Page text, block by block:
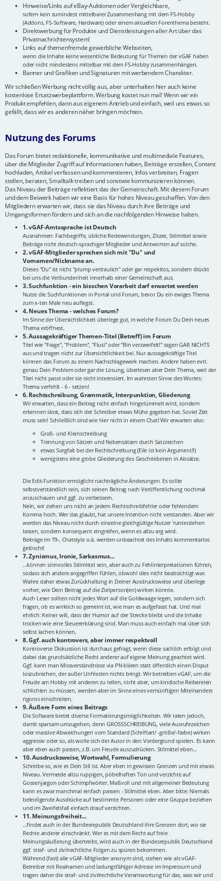
Hinweise/Links auf eBay-Auktionen oder Vergleichbare,
sofern kein zumindest mittelbarer Zusammenhang mit dem FS-Hobby
(Addons, FS-Software, Hardware) oder einem aktuellen Forenthema besteht.
Direktwerbung für Produkte und Dienstleistungen aller Art über das
Privatnachrichtensystem!
Links auf themenfremde gewerbliche Webseiten,
wenn die Inhalte keine wesentliche Bedeutung für Themen der vGAF haben
oder nicht mindestens mittelbar mit dem FS-Hobby zusammenhängen.
Banner und Grafiken und Signaturen mit werbendem Charakter.
Wir schließen Werbung nicht völlig aus, aber unterhalten hier auch keine
kostenlose Ersatzwerbeplattform. Werbung kostet nun mal! Wenn wir ein
Produkt empfehlen, dann aus eigenem Antrieb und einfach, weil uns etwas so
gefällt, dass wir es anderen näher bringen möchten.
Nutzung des Forums
Das Forum bietet redaktionelle, kommunikative und multimediale Features,
über die Mitglieder Zugriff auf Informationen haben, Beiträge erstellen, Content
hochladen, Artikel verfassen und kommentieren, Infos verbreiten, Fragen
stellen, beraten, Smalltalk treiben und sonstwie kommunizieren können.
Das Niveau der Beiträge reflektiert das der Gemeinschaft. Mit diesem Forum
und dem Beiwerk haben wir eine Basis für hohes Niveau geschaffen. Von den
Mitgliedern erwarten wir, dass sie das Niveau durch ihre Beiträge und
Umgangsformen fördern und sich an die nachfolgenden Hinweise halten.
1. vGAF-Amtssprache ist Deutsch
Ausnahmen: Fachbegriffe, übliche Redewendungen, Zitate, Stilmittel sowie
Beiträge nicht deutsch-sprachiger Mitglieder und Antworten auf solche.
2. vGAF-Mitglieder sprechen sich mit "Du" und
Vornamen/Nickname an.
Dieses "Du" ist nicht "plump vertraulich" oder gar respektlos, sondern drückt
bei uns die Verbundenheit innerhalb einer Gemeinschaft aus.
3. Suchfunktion - ein bisschen Vorarbeit darf erwartet werden
Nutze die Suchfunktionen in Portal und Forum, bevor Du ein ewiges Thema
zum x-ten Male neu auflegst.
4. Neues Thema - welches Forum?
Im Sinne der Übersichtlichkeit überlege gut, in welche Forum Du Dein neues
Thema eröffnest.
5. Aussagekräftiger Themen-Titel (Betreff) im Forum
Titel wie "Frage", "Problem", "Flusi" oder "Bin verzweifelt!" sagen GAR NICHTS
aus und tragen nicht zur Übersichtlichkeit bei. Nur aussagekräftige Titel
können das Forum zu einem Nachschlagewerk machen. Andere haben evtl.
genau Dein Problem oder gar die Lösung, überlesen aber Dein Thema, weil der
Titel nicht passt oder sie nicht interessiert. Im wahrsten Sinne des Wortes:
Thema verfehlt - 6 - setzen!
6. Rechtschreibung, Grammatik, Interpunktion, Gliederung
Wir erwarten, dass ein Beitrag nicht einfach hingelümmelt wird, sondern
erkennen lässt, dass sich der Schreiber etwas Mühe gegeben hat. Soviel Zeit
muss sein! Schließlich sind wie hier nicht in einem Chat! Wir erwarten also:
Groß- und Kleinschreibung
Trennung von Sätzen und Nebensätzen durch Satzzeichen
etwas Sorgfalt bei der Rechtschreibung (Eile ist kein Argument!!)
wenigstens eine grobe Gliederung des Geschriebenen in Absätze.
Die Edit-Funktion ermöglicht nachträgliche Änderungen. Es sollte
selbstverständlich sein, sich seinen Beitrag nach Veröffentlichung nochmal
anzuschauen und ggf. zu verbessern.
Nein, wir ziehen uns nicht an jedem Rechtschreibfehler oder fehlendem
Komma hoch. Wer das glaubt, hat unsere Intention nicht verstanden. Aber wir
werden das Niveau nicht durch einzelne gleichgültige Nutzer 'runterziehen
lassen, sondern konsequent eingreifen, wenn es allzu arg wird.
Beiträge im T9-, Chatstyle o.ä. werden unbeachtet des Inhalts kommentarlos
gelöscht!
7. Zynismus, Ironie, Sarkasmus...
...können sinnvolles Stilmittel sein, aber auch zu Fehlinterpretationen führen,
sodass sich andere angegriffen fühlen, obwohl dies nicht beabsichtigt war.
Wahre daher etwas Zurückhaltung in Deiner Ausdrucksweise und überlege
vorher, wie Dein Beitrag auf die Zielperson(en) wirken könnte.
Auch Leser sollten nicht jedes Wort auf die Goldwaage legen, sondern sich
fragen, ob es wirklich so gemeint ist, wie man es aufgefasst hat. Und mal
ehrlich: Keiner will, dass der Humor auf der Strecke bleibt und die Inhalte
trocken wie eine Steuererklärung sind. Man muss auch einfach mal über sich
selbst lachen können.
8. Ggf. auch kontrovers, aber immer respektvoll
Kontroverse Diskussion ist durchaus gefragt, wenn diese sachlich erfolgt und
dabei das grundsätzliche Recht anderer auf eigene Meinung geachtet wird.
Ggf. kann man Missverständnisse via PN klären statt öffentlich einen Disput
loszubrechen, der außer Unfrieden nichts bringt. Wir betreiben vGAF, um die
Freude am Hobby mit anderen zu teilen, nicht aber, um kindische Reibereien
schlichten zu müssen, werden aber im Sinne eines vernünftigen Miteinanders
rigoros einschreiten.
9. Äußere Form eines Beitrags
Die Software bietet diverse Formatierungsmöglichkeiten. Wir raten jedoch,
damit sparsam umzugehen, denn GROSSSCHREIBUNG, viele Ausrufezeichen
oder massive Abweichungen vom Standard (Schriftart/ -größe/-farbe) wirken
aggressiv oder so, als wolle sich der Autor in den Vordergrund spielen. Es kann
aber eben auch passen, z.B. um Freude auszudrücken. Stilmittel eben...
10. Ausdrucksweise, Wortwahl, Formulierung
Schreibe so, wie es Dein Stil ist. Aber eben in gewissen Grenzen und mit etwas
Niveau. Vermeide allzu ruppigen, pöbelhaften Ton und verzichte auf
Gossenjargon oder Schimpfwörter. Maßvoll und mit allgemeiner Bedeutung
kann es zwar manchmal einfach passen - Stilmittel eben. Aber bitte: Niemals
beleidigende Ausdrücke auf bestimmte Personen oder eine Gruppe beziehen
und im Zweifelsfall einfach drauf verzichten.
11. Meinungsfreiheit...
...findet auch in der Bundesrepublik Deutschland ihre Grenzen dort, wo sie
Rechte anderer einschränkt. Wer es mit dem Recht auf freie
Meinungsäußerung übertreibt, wird auch in der Bundesrepublik Deutschland
ggf. straf- und zivilrechtliche Folgen zu spüren bekommen.
Während (fast) alle vGAF-Mitglieder anonym sind, stehen wie als vGAF-
Betreiber mit Realnamen und ladungsfähiger Adresse im Impressum und
tragen daher die straf- und zivilrechtliche Verantwortung für das, was wir und